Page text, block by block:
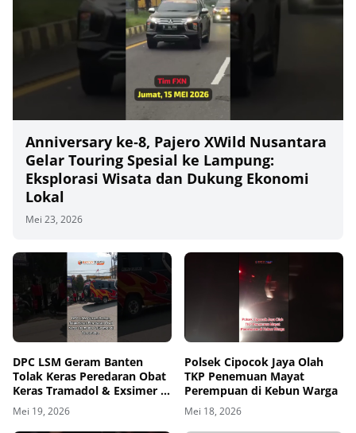
Anniversary ke‑8, Pajero XWild Nusantara
Gelar Touring Spesial ke Lampung:
Eksplorasi Wisata dan Dukung Ekonomi
Lokal
Mei 23, 2026
DPC LSM Geram Banten
Tolak Keras Peredaran Obat
Keras Tramadol & Exsimer di
Tangerang
Mei 19, 2026
Polsek Cipocok Jaya Olah
TKP Penemuan Mayat
Perempuan di Kebun Warga
Mei 18, 2026